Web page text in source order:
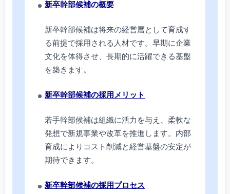
新卒幹部候補の概要
新卒幹部候補は将来の経営層として育成す
る前提で採用される人材です。早期に企業
文化を体得させ、長期的に活躍できる基盤
を築きます。
新卒幹部候補の採用メリット
若手幹部候補は組織に活力を与え、柔軟な
発想で新規事業や改革を推進します。内部
育成によりコスト削減と経営基盤の安定が
期待できます。
新卒幹部候補の採用プロセス